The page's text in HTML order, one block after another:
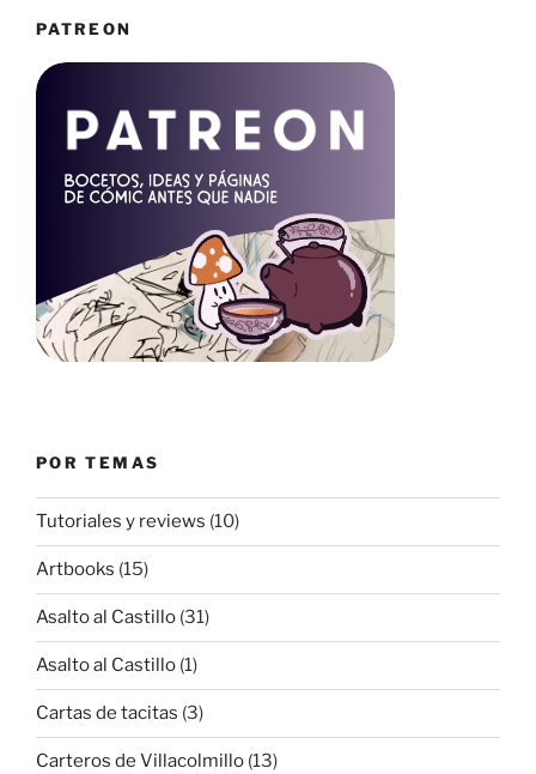
PATREON
POR TEMAS
Tutoriales y reviews (10)
Artbooks (15)
Asalto al Castillo (31)
Asalto al Castillo (1)
Cartas de tacitas (3)
Carteros de Villacolmillo (13)